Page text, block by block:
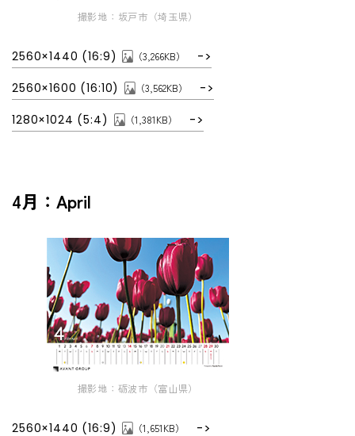
撮影地：坂戸市（埼玉県）
2560×1440 (16:9) （3,266KB）
2560×1600 (16:10) （3,562KB）
1280×1024 (5:4) （1,381KB）
4月：April
撮影地：砺波市（富山県）
2560×1440 (16:9) （1,651KB）